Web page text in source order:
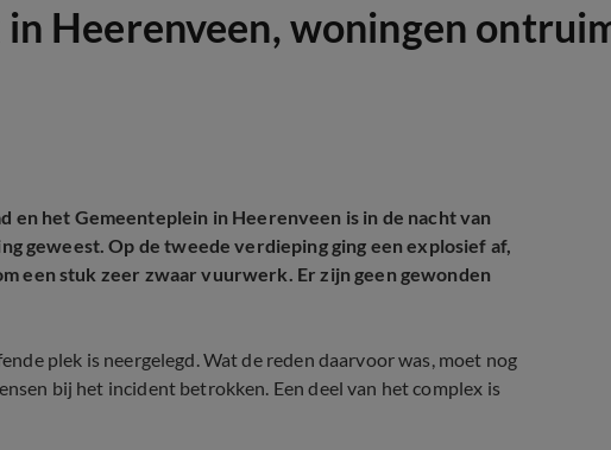
Heerenveen, woningen
en het Gemeenteplein in Heerenveen is in de nacht van
geweest. Op de tweede verdieping ging een explosief af,
een stuk zeer zwaar vuurwerk. Er zijn geen gewonden
plek is neergelegd. Wat de reden daarvoor was, moet nog
bij het incident betrokken. Een deel van het complex is